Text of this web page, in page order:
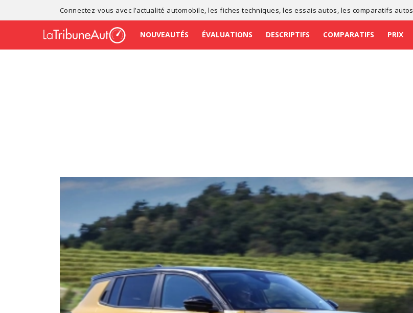
Connectez-vous avec l’actualité automobile , lesfiches techniques , lesessais autos , les comparatifs autos
NOUVEAUTÉS ÉVALUATIONS DESCRIPTIFS COMPARATIFS PRIX